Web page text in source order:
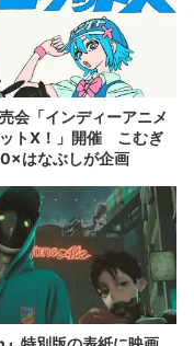
会「インディーアニメ
トX！」開催 こむぎ
はなぶしが企画